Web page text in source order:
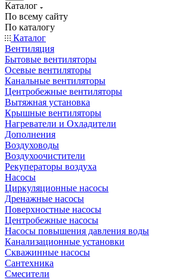
Каталог
По всему сайту
По каталогу
Каталог
Вентиляция
Бытовые вентиляторы
Осевые вентиляторы
Канальные вентиляторы
Центробежные вентиляторы
Вытяжная установка
Крышные вентиляторы
Нагреватели и Охладители
Дополнения
Воздуховоды
Воздухоочистители
Рекуператоры воздуха
Насосы
Циркуляционные насосы
Дренажные насосы
Поверхностные насосы
Центробежные насосы
Насосы повышения давления воды
Канализационные установки
Скважинные насосы
Сантехника
Смесители